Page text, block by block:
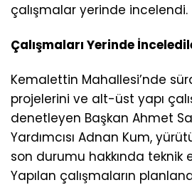
çalışmalar yerinde incelendi.
Çalışmaları Yerinde
Kemalettin Mahallesi’nde
projelerini ve alt-üst yapı
denetleyen Başkan Ahmet
Yardımcısı Adnan Kum,
son durumu hakkında teknik
Yapılan çalışmaların